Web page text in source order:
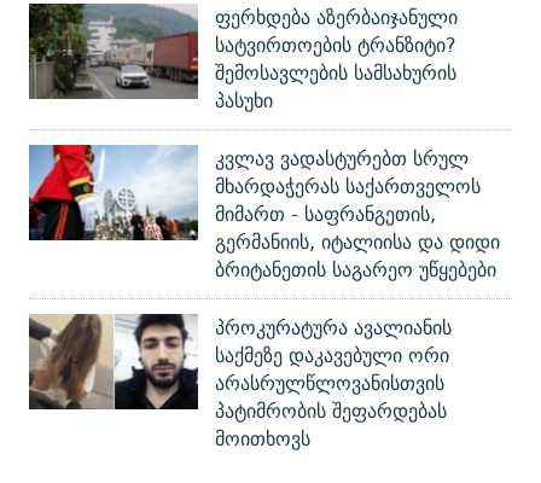
ფერხდება აზერბაიჯანული
სატვირთოების ტრანზიტი?
შემოსავლების სამსახურის
პასუხი
კვლავ ვადასტურებთ სრულ
მხარდაჭერას საქართველოს
მიმართ - საფრანგეთის,
გერმანიის, იტალიისა და დიდი
ბრიტანეთის საგარეო უწყებები
პროკურატურა ავალიანის
საქმეზე დაკავებული ორი
არასრულწლოვანისთვის
პატიმრობის შეფარდებას
მოითხოვს